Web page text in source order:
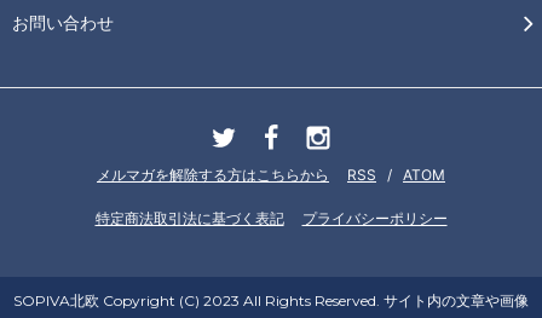
お問い合わせ
メルマガを解除する方はこちらから RSS / ATOM
特定商法取引法に基づく表記 プライバシーポリシー
SOPIVA北欧 Copyright (C) 2023 All Rights Reserved. サイト内の文章や画像